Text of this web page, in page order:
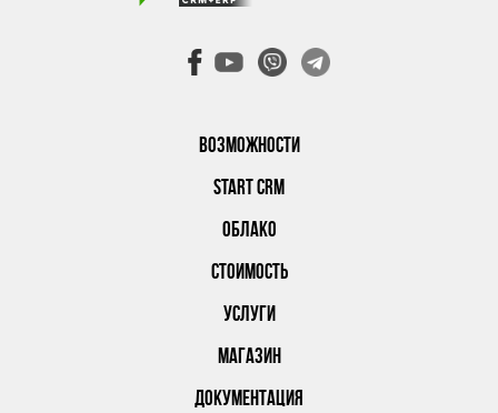
ВОЗМОЖНОСТИ
START CRM
ОБЛАКО
СТОИМОСТЬ
УСЛУГИ
МАГАЗИН
ДОКУМЕНТАЦИЯ